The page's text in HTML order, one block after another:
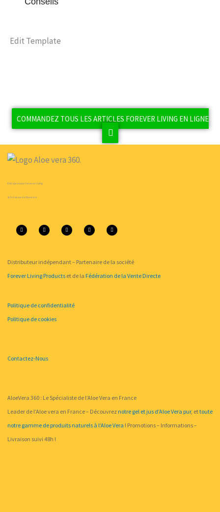
Edit Template
COMMANDEZ TOUS LES ARTICLES FOREVER LIVING EN LIGNE
Entrepreneur Forever Living
& Créateur de Business
c
e
b
f
u
t
u
n
t
e
i
t
t
s
t
a
Distributeur indépendant – Partenaire de la société
Forever Living Products et de la Fédération de la Vente Directe
Politique de confidentialité
Politique de cookies
Contactez-Nous
AloeVera 360 : Le Spécialiste de l’Aloe Vera en France
Leader de l’Aloe vera en France – Découvreznotre gel et jus d’Aloe Vera pur, ettoute
notre gamme de produits naturels à l’Aloe Vera ! Promotions – Informations –
Livraison suivi 48h !